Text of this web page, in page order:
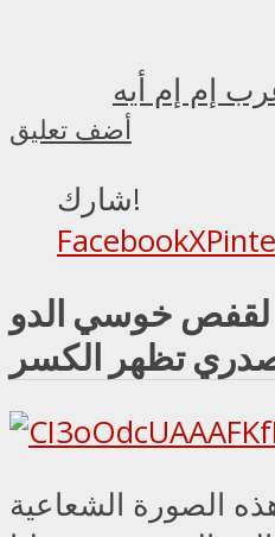
إم إم أيه
أضف تعليق
شارك!
FacebookX
خوسي الدو
تظهر الكسر
الصورة الشعاعية